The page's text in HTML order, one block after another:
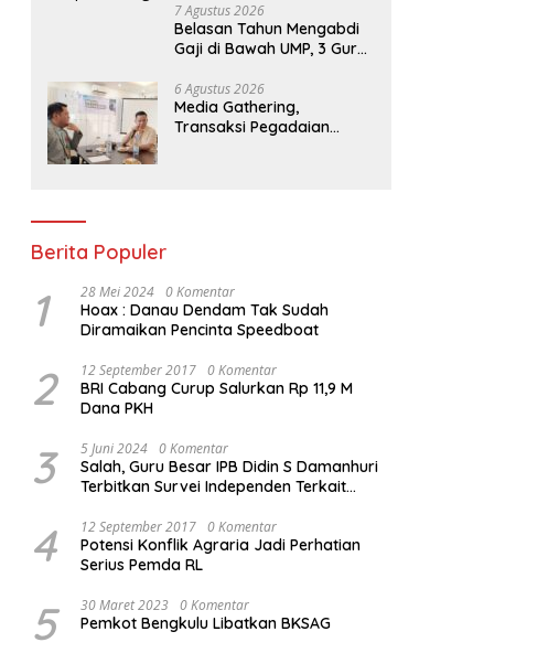
7 Agustus 2026
Belasan Tahun Mengabdi
Gaji di Bawah UMP, 3 Guru
Dipecat Tanpa Pesangon!
6 Agustus 2026
Media Gathering,
Transaksi Pegadaian
Berita Populer
1 28 Mei 2024 0 Komentar
Hoax : Danau Dendam Tak Sudah
Diramaikan Pencinta Speedboat
2 12 September 2017 0 Komentar
BRI Cabang Curup Salurkan Rp 11,9 M
Dana PKH
3 5 Juni 2024 0 Komentar
Salah, Guru Besar IPB Didin S Damanhuri
Terbitkan Survei Independen Terkait
4 12 September 2017 0 Komentar
Potensi Konflik Agraria Jadi Perhatian
Serius Pemda RL
5 30 Maret 2023 0 Komentar
Pemkot Bengkulu Libatkan BKSAG